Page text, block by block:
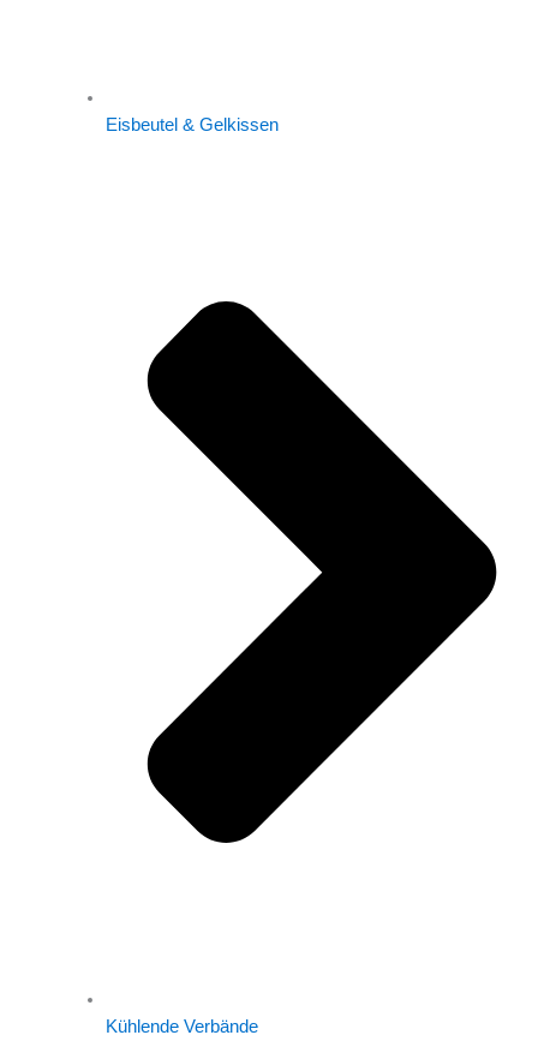
Eisbeutel & Gelkissen
Kühlende Verbände